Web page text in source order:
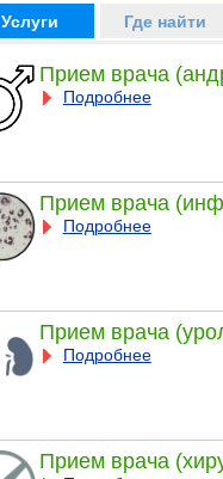
Услуги Где найти
Прием врача
Подробнее
Прием врача
Подробнее
Прием врача
Подробнее
Прием врача